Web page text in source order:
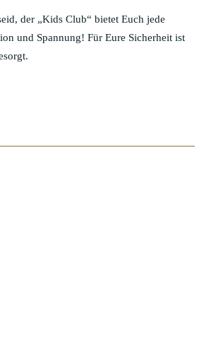
der „Kids Club“ bietet Euch jede
und Spannung! Für Eure Sicherheit ist